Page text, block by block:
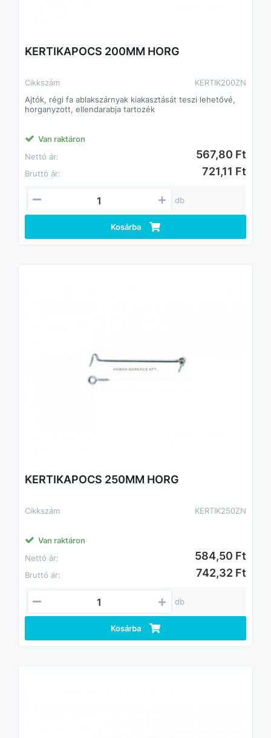
KERTIKAPOCS 200MM HORG
Cikkszám
KERTIK200ZN
Ajtók, régi fa ablakszárnyak kiakasztását teszi lehetővé,
horganyzott, ellendarabja tartozék
Van raktáron
Nettó ár:
567,80 Ft
Bruttó ár: 721,11 Ft
db
Kosárba
KERTIKAPOCS 250MM HORG
Cikkszám KERTIK250ZN
Van raktáron
Nettó ár:
584,50 Ft
Bruttó ár: 742,32 Ft
db
Kosárba